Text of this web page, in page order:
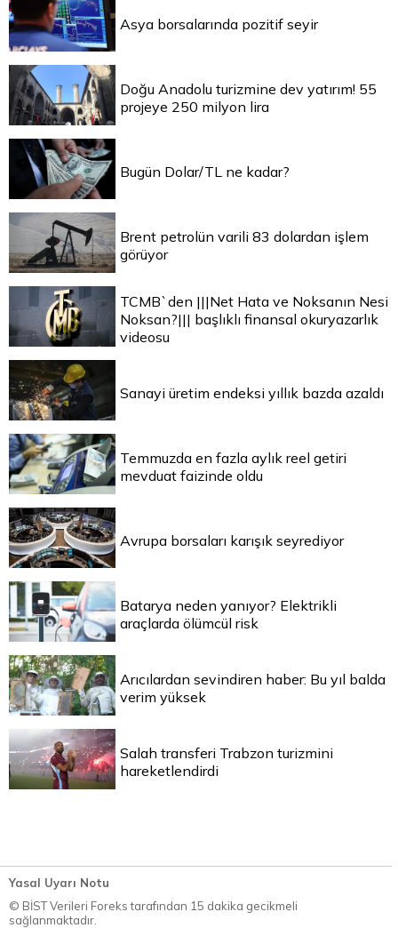
Asya borsalarında pozitif seyir
Doğu Anadolu turizmine dev yatırım! 55
projeye 250 milyon lira
Bugün Dolar/TL ne kadar?
Brent petrolün varili 83 dolardan işlem
görüyor
TCMB`den |||Net Hata ve Noksanın Nesi
Noksan?||| başlıklı finansal okuryazarlık
videosu
Sanayi üretim endeksi yıllık bazda azaldı
Temmuzda en fazla aylık reel getiri
mevduat faizinde oldu
Avrupa borsaları karışık seyrediyor
Batarya neden yanıyor? Elektrikli
araçlarda ölümcül risk
Arıcılardan sevindiren haber: Bu yıl balda
verim yüksek
Salah transferi Trabzon turizmini
hareketlendirdi
Yasal Uyarı Notu
© BİST Verileri Foreks tarafından 15 dakika gecikmeli
sağlanmaktadır.